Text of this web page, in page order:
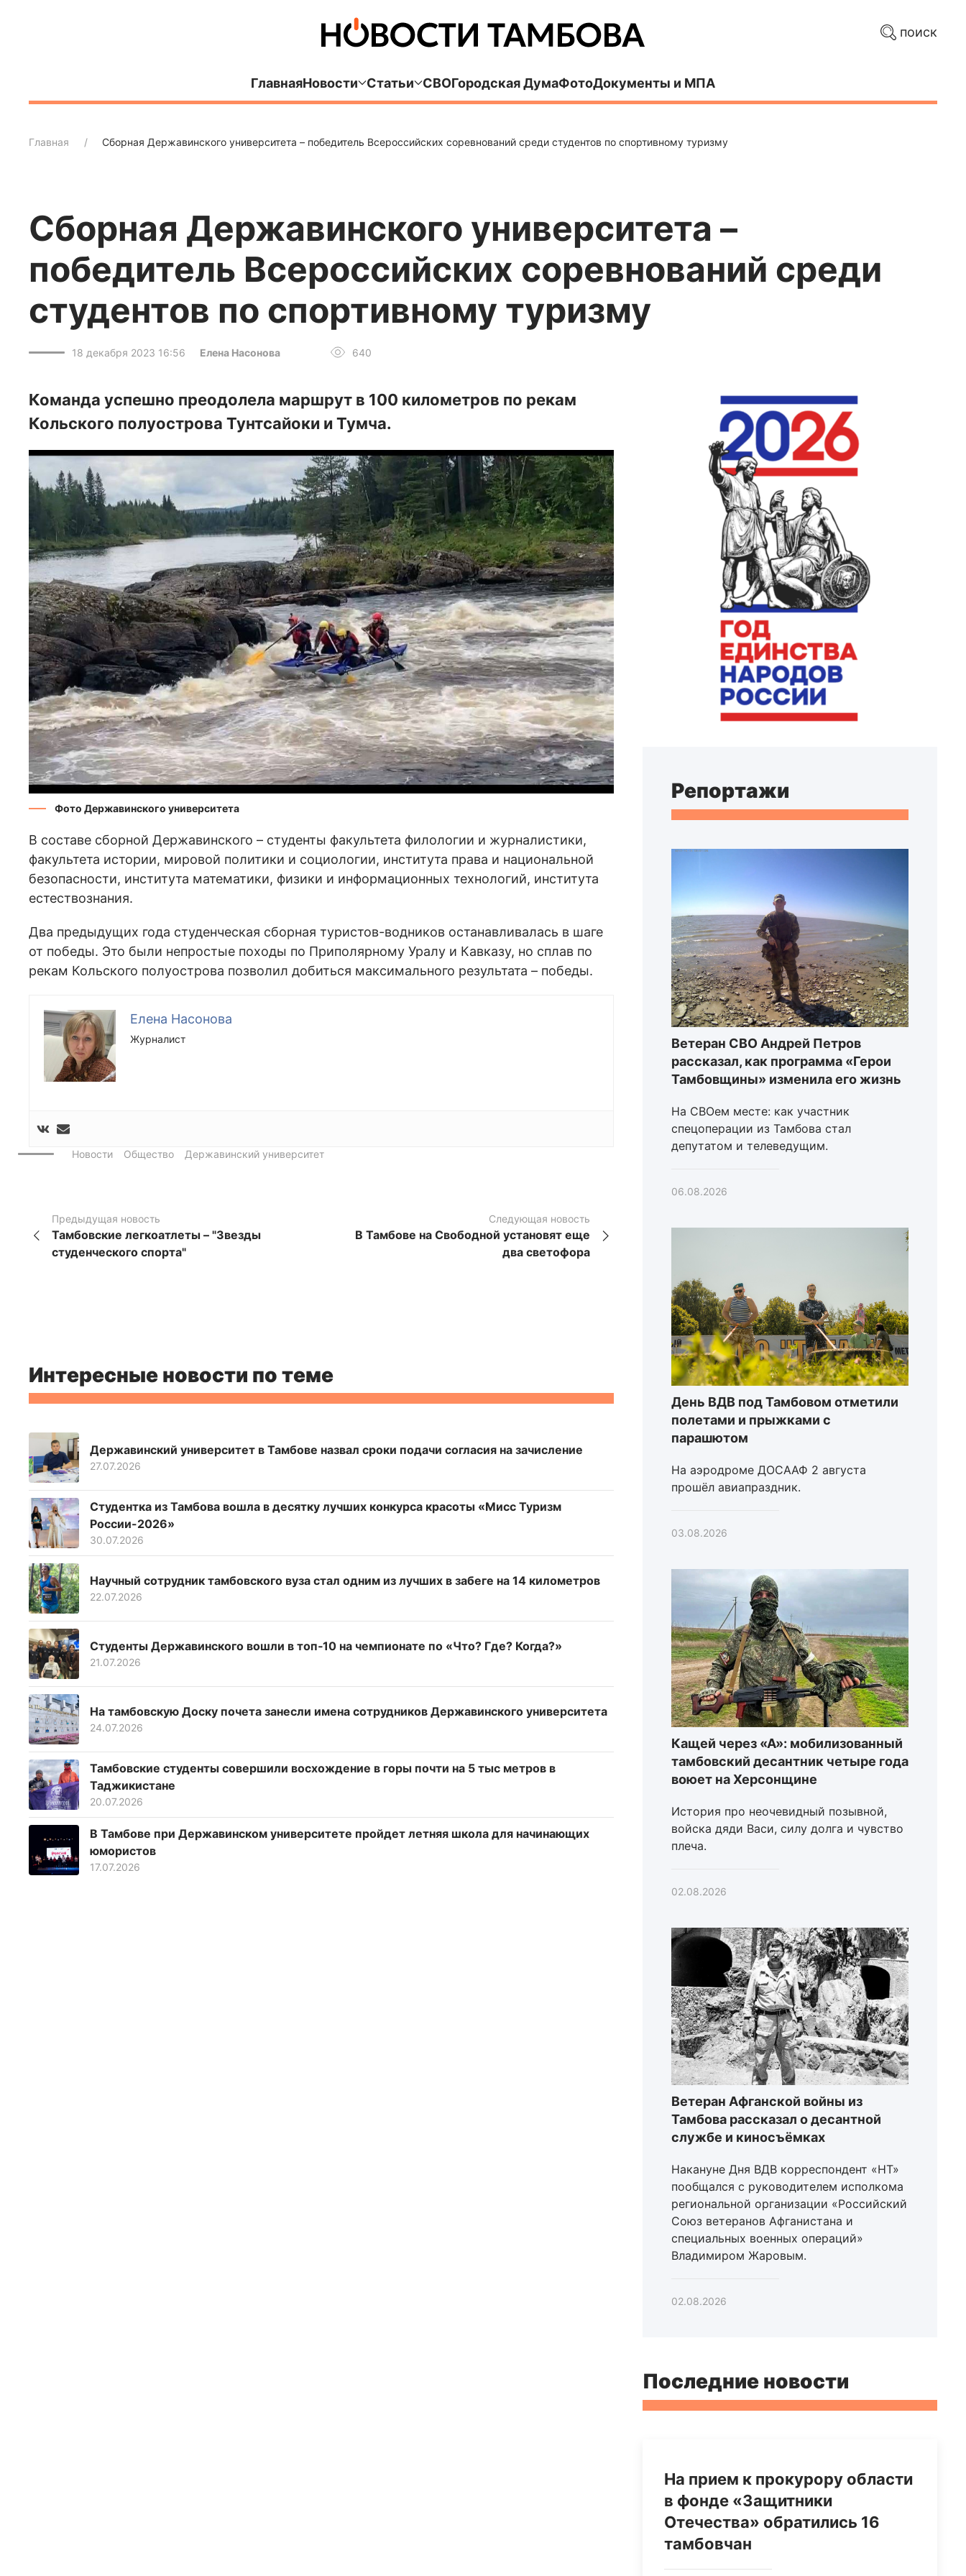
поиск
ГлавнаяНовости Статьи СВОГородская ДумаФотоДокументы и МПА
Главная Сборная Державинского университета – победитель Всероссийских соревнований среди студентов по спортивному туризму
Сборная Державинского университета –
победитель Всероссийских соревнований среди
студентов по спортивному туризму
18 декабря 2023 16:56 Елена Насонова 640
Команда успешно преодолела маршрут в 100 километров по рекам
Кольского полуострова Тунтсайоки и Тумча.
Фото Державинского университета
В составе сборной Державинского – студенты факультета филологии и журналистики,
факультета истории, мировой политики и социологии, института права и национальной
безопасности, института математики, физики и информационных технологий, института
естествознания.
Два предыдущих года студенческая сборная туристов-водников останавливалась в шаге
от победы. Это были непростые походы по Приполярному Уралу и Кавказу, но сплав по
рекам Кольского полуострова позволил добиться максимального результата – победы.
Елена Насонова
Журналист
Новости Общество Державинский университет
Предыдущая новость
Тамбовские легкоатлеты – "Звезды
студенческого спорта"
Следующая новость
В Тамбове на Свободной установят еще
два светофора
Интересные новости по теме
Державинский университет в Тамбове назвал сроки подачи согласия на зачисление
27.07.2026
Студентка из Тамбова вошла в десятку лучших конкурса красоты «Мисс Туризм
России-2026»
30.07.2026
Научный сотрудник тамбовского вуза стал одним из лучших в забеге на 14 километров
22.07.2026
Студенты Державинского вошли в топ‑10 на чемпионате по «Что? Где? Когда?»
21.07.2026
На тамбовскую Доску почета занесли имена сотрудников Державинского университета
24.07.2026
Тамбовские студенты совершили восхождение в горы почти на 5 тыс метров в
Таджикистане
20.07.2026
В Тамбове при Державинском университете пройдет летняя школа для начинающих
юмористов
17.07.2026
Репортажи
Ветеран СВО Андрей Петров
рассказал, как программа «Герои
Тамбовщины» изменила его жизнь
На СВОем месте: как участник
спецоперации из Тамбова стал
депутатом и телеведущим.
06.08.2026
День ВДВ под Тамбовом отметили
полетами и прыжками с
парашютом
На аэродроме ДОСААФ 2 августа
прошёл авиапраздник.
03.08.2026
Кащей через «А»: мобилизованный
тамбовский десантник четыре года
воюет на Херсонщине
История про неочевидный позывной,
войска дяди Васи, силу долга и чувство
плеча.
02.08.2026
Ветеран Афганской войны из
Тамбова рассказал о десантной
службе и киносъёмках
Накануне Дня ВДВ корреспондент «НТ»
пообщался с руководителем исполкома
региональной организации «Российский
Союз ветеранов Афганистана и
специальных военных операций»
Владимиром Жаровым.
02.08.2026
Последние новости
На прием к прокурору области
в фонде «Защитники
Отечества» обратились 16
тамбовчан